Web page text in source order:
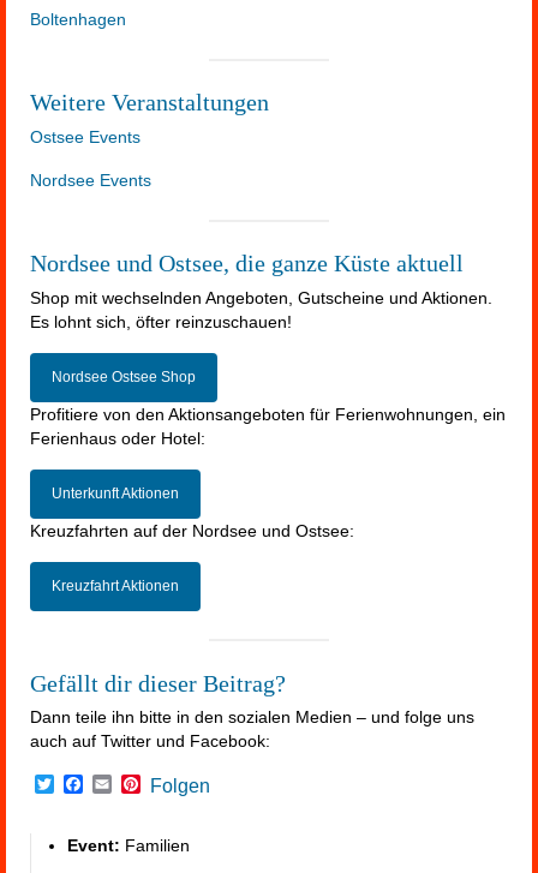
Boltenhagen
Weitere Veranstaltungen
Ostsee Events
Nordsee Events
Nordsee und Ostsee, die ganze Küste aktuell
Shop mit wechselnden Angeboten, Gutscheine und Aktionen.
Es lohnt sich, öfter reinzuschauen!
Nordsee Ostsee Shop
Profitiere von den Aktionsangeboten für Ferienwohnungen, ein
Ferienhaus oder Hotel:
Unterkunft Aktionen
Kreuzfahrten auf der Nordsee und Ostsee:
Kreuzfahrt Aktionen
Gefällt dir dieser Beitrag?
Dann teile ihn bitte in den sozialen Medien – und folge uns
auch auf Twitter und Facebook:
TwitterFacebook
EmailPinterest
Folgen
Event: Familien